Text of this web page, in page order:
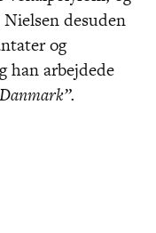
desuden
og
han arbejdede